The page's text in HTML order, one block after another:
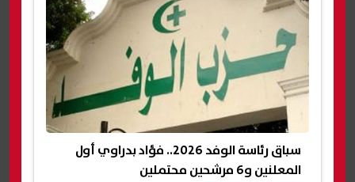
سباق رئاسة الوفد 2026.. فؤاد بدراوي أول
المعلنين و6 مرشحين محتملين